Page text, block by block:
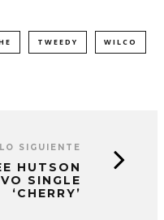
TWEEDY WILCO
SIGUIENTE
HUTSON
SINGLE
‘CHERRY’